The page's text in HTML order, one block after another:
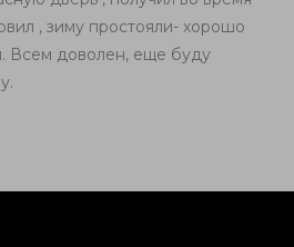
, зиму простояли- хорошо
Всем доволен, еще буду